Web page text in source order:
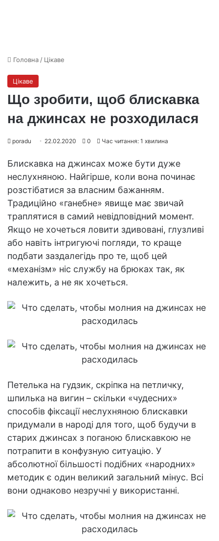
Головна / Цікаве
Цікаве
Що зробити, щоб блискавка
на джинсах не розходилася
poradu 22.02.2020 0 Час читання: 1 хвилина
Блискавка на джинсах може бути дуже
неслухняною. Найгірше, коли вона починає
розстібатися за власним бажанням.
Традиційно «ганебне» явище має звичай
траплятися в самий невідповідний момент.
Якщо не хочеться ловити здивовані, глузливі
або навіть інтригуючі погляди, то краще
подбати заздалегідь про те, щоб цей
«механізм» ніс службу на брюках так, як
належить, а не як хочеться.
Петелька на гудзик, скріпка на петличку,
шпилька на вигин – скільки «чудесних»
способів фіксації неслухняною блискавки
придумали в народі для того, щоб будучи в
старих джинсах з поганою блискавкою не
потрапити в конфузную ситуацію. У
абсолютної більшості подібних «народних»
методик є один великий загальний мінус. Всі
вони однаково незручні у використанні.